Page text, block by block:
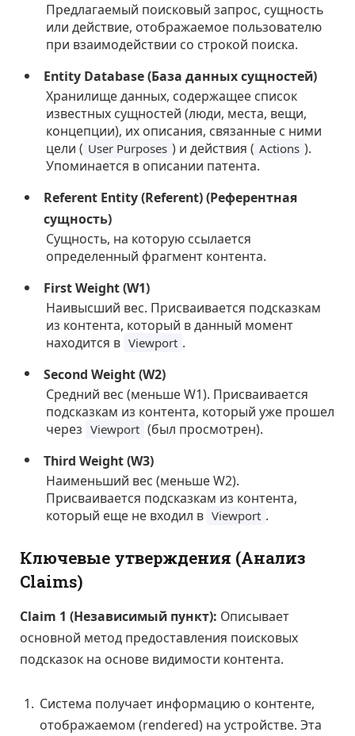
Предлагаемый поисковый запрос, сущность
или действие, отображаемое пользователю
при взаимодействии со строкой поиска.
Entity Database (База данных сущностей)
Хранилище данных, содержащее список
известных сущностей (люди, места, вещи,
концепции), их описания, связанные с ними
цели ( User Purposes ) и действия ( Actions ).
Упоминается в описании патента.
Referent Entity (Referent) (Референтная
сущность)
Сущность, на которую ссылается
определенный фрагмент контента.
First Weight (W1)
Наивысший вес. Присваивается подсказкам
из контента, который в данный момент
находится в Viewport .
Second Weight (W2)
Средний вес (меньше W1). Присваивается
подсказкам из контента, который уже прошел
через Viewport (был просмотрен).
Third Weight (W3)
Наименьший вес (меньше W2).
Присваивается подсказкам из контента,
который еще не входил в Viewport .
Ключевые утверждения (Анализ
Claims)
Claim 1 (Независимый пункт): Описывает
основной метод предоставления поисковых
подсказок на основе видимости контента.
Система получает информацию о контенте,
отображаемом (rendered) на устройстве. Эта